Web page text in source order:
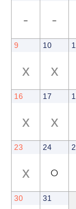
- -
9
x
10
x
16
x
17
x
23
x
24
○
30 31